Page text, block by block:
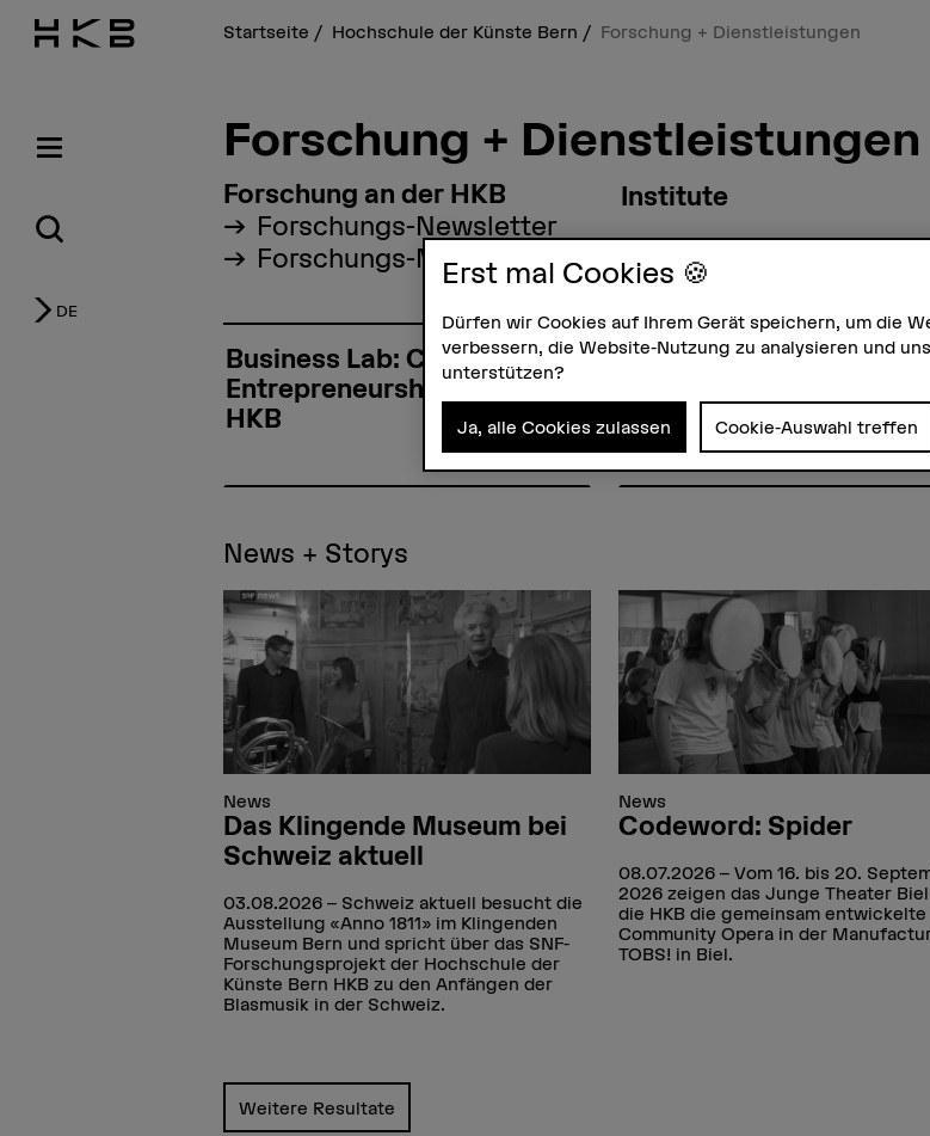
DE
Startseite Hochschule der Künste Bern Forschung + Dienstleistungen
Forschung + Dienstleistungen
Forschung an der HKB
Forschungs-Newsletter
Forschungs-Mittwoch
Institute
Business Lab: Cultural
Entrepreneurship an der
HKB
Publikationen
News + Storys
News
Das Klingende Museum bei
Schweiz aktuell
03.08.2026
Schweiz aktuell besucht die
Ausstellung «Anno 1811» im Klingenden
Museum Bern und spricht über das SNF-
Forschungsprojekt der Hochschule der
Künste Bern HKB zu den Anfängen der
Blasmusik in der Schweiz.
News
Codeword: Spider
08.07.2026
Vom 16. bis 20.
2026 zeigen das Junge Theater
die HKB die gemeinsam entwickelte
Community Opera in der
TOBS! in Biel.
Weitere Resultate
Erst mal Cookies 🍪
Dürfen wir Cookies auf Ihrem Gerät speichern, um die
verbessern, die Website-Nutzung zu analysieren und
unterstützen?
Ja, alle Cookies zulassen Cookie-Auswahl treffen